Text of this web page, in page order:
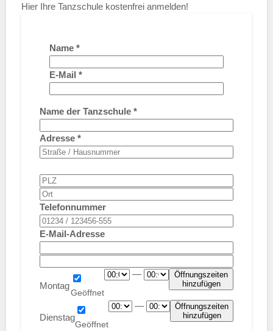
Hier Ihre Tanzschule kostenfrei anmelden!
Name *
E-Mail *
Name der Tanzschule *
Adresse *
Telefonnummer
E-Mail-Adresse
Montag
—
Öffnungszeiten
hinzufügen
Dienstag
—
Öffnungszeiten
hinzufügen